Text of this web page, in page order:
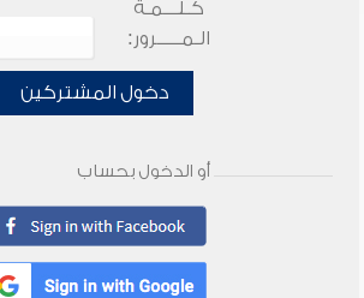
كـلـــمـة
الـمـــــرور:
دخول المشتركين
أو الدخول بحساب